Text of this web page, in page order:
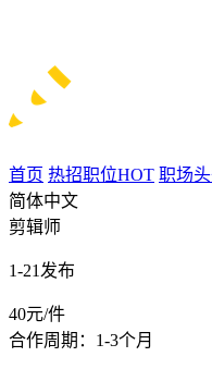
首页 热招职位HOT 职场
简体中文
剪辑师
1-21发布
40元/件
合作周期：1-3个月